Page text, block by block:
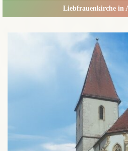
Liebfrauenkirche in